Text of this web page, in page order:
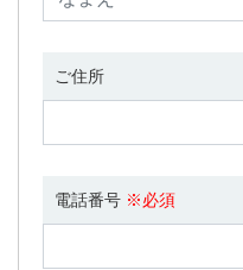
ご住所
電話番号 ※必須